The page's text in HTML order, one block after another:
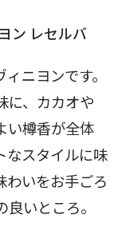
ン レセルバ
ニヨンです。
に、カカオや
い樽香が全体
なスタイルに味
わいをお手ごろ
いところ。